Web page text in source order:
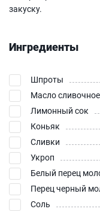
закуску.
Ингредиенты
Шпроты
Масло сливочное
Лимонный сок
Коньяк
Сливки
Укроп
Белый перец
Перец черный
Соль